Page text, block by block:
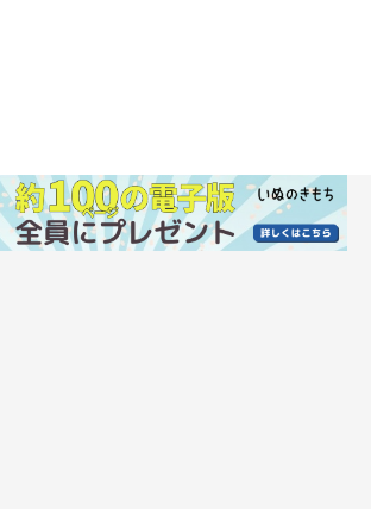
ッド。トイレの失敗があるので躊躇して
たかそうだし、へりにアゴをのせたりし